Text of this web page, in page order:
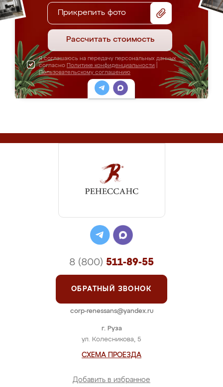
Прикрепить фото
Рассчитать стоимость
Я соглашаюсь на передачу персональных данных
согласно Политике конфиденциальности
Пользовательскому соглашению
г. Руза
ул. Колесникова, 5
СХЕМА ПРОЕЗДА
Добавить в избранное
8 (800) 511-89-55
ОБРАТНЫЙ ЗВОНОК
corp-renessans@yandex.ru